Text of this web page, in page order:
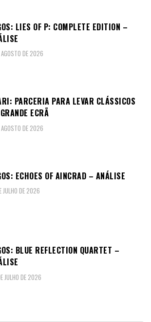
LIES OF P: COMPLETE EDITION –
DE 2026
PARCERIA PARA LEVAR CLÁSSICOS
ECRÃ
DE 2026
ECHOES OF AINCRAD – ANÁLISE
JULHO DE 2026
BLUE REFLECTION QUARTET –
JULHO DE 2026